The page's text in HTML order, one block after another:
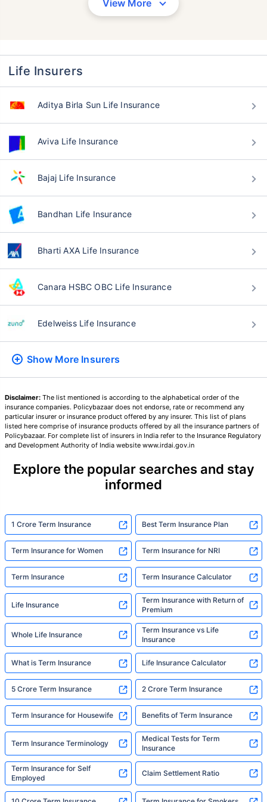
View More
Life Insurers
Aditya Birla Sun Life Insurance
Aviva Life Insurance
Bajaj Life Insurance
Bandhan Life Insurance
Bharti AXA Life Insurance
Canara HSBC OBC Life Insurance
Edelweiss Life Insurance
Show More Insurers
Disclaimer: The list mentioned is according to the alphabetical order of the
insurance companies. Policybazaar does not endorse, rate or recommend any
particular insurer or insurance product offered by any insurer. This list of plans
listed here comprise of insurance products offered by all the insurance partners of
Policybazaar. For complete list of insurers in India refer to the Insurance Regulatory
and Development Authority of India website www.irdai.gov.in
Explore the popular searches and stay
informed
1 Crore Term Insurance Best Term Insurance Plan
Term Insurance for Women Term Insurance for NRI
Term Insurance Term Insurance Calculator
Life Insurance
Term Insurance with Return of
Premium
Whole Life Insurance
Term Insurance vs Life
Insurance
What is Term Insurance Life Insurance Calculator
5 Crore Term Insurance 2 Crore Term Insurance
Term Insurance for Housewife Benefits of Term Insurance
Term Insurance Terminology
Medical Tests for Term
Insurance
Term Insurance for Self
Employed
Claim Settlement Ratio
సంవత్సరాలు 34 సంవత్సరాలు
44 సంవత్సరాలు
మీ కుటుంబం యొక్క భద్రత కేవలం ఒక అడుగు దూరంలో ఉంది
సరైన ప్లాన్‌ను ఎంచుకోండి
*₹434/నెల 1 కోటి టర్మ్ లైఫ్ ఇన్సూరెన్స్‌కు ప్రారంభ ధర — పొగాకు తాగని, ముందే ఉన్న
వ్యాధులు లేని వ్యక్తికి, 36 సంవత్సరాల వయసు వరకు కవరేజ్. *₹630/నెల 1 కోటి టర్మ్
లైఫ్ ఇన్సూరెన్స్‌కు ప్రారంభ ధర — పొగాకు తాగని, ముందే ఉన్న వ్యాధులు లేని వ్యక్తికి, 46